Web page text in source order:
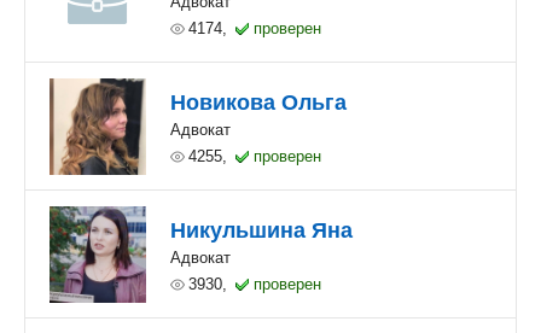
4174,
проверен
Новикова Ольга
Адвокат
4255,
проверен
Никульшина Яна
Адвокат
3930,
проверен